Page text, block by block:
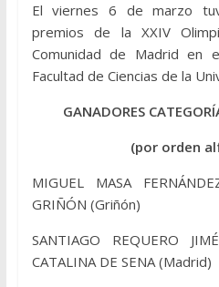
El viernes 6 de marzo
premios de la XXIV
Comunidad de Madrid en
Facultad de Ciencias de la
GANADORES
(por orden
MIGUEL MASA
GRIÑÓN (Griñón)
SANTIAGO REQUERO
CATALINA DE SENA (Madrid)